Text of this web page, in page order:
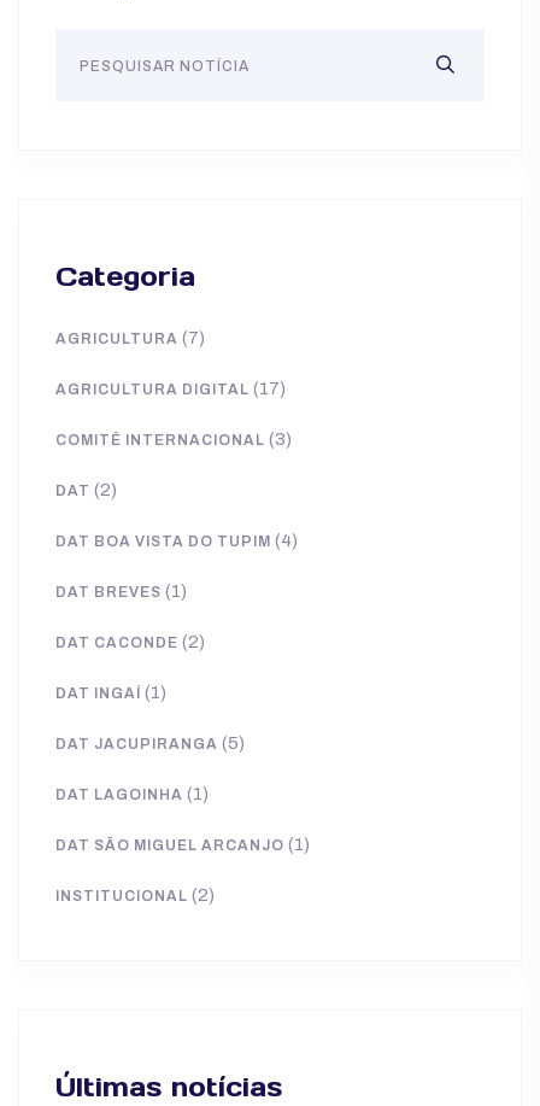
Categoria
AGRICULTURA (7)
AGRICULTURA DIGITAL (17)
COMITÊ INTERNACIONAL (3)
DAT (2)
DAT BOA VISTA DO TUPIM (4)
DAT BREVES (1)
DAT CACONDE (2)
DAT INGAÍ (1)
DAT JACUPIRANGA (5)
DAT LAGOINHA (1)
DAT SÃO MIGUEL ARCANJO (1)
INSTITUCIONAL (2)
Últimas notícias